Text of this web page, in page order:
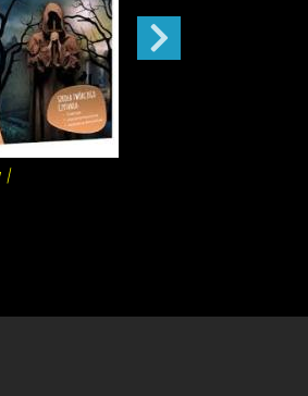
/